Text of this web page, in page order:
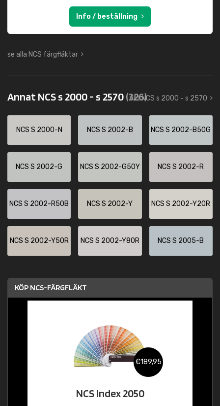
Info / beställning
se alla NCS färgfläktar
Annat NCS s 2000 - s 2570(326)
Allt NCS s 2000 - s 2570
NCS S 2000-N NCS S 2002-B NCS S 2002-B50G
NCS S 2002-G NCS S 2002-G50Y NCS S 2002-R
NCS S 2002-R50B NCS S 2002-Y NCS S 2002-Y20R
NCS S 2002-Y50R NCS S 2002-Y80R NCS S 2005-B
KÖP NCS-FÄRGFLÄKT
€189,95
NCS Index 2050